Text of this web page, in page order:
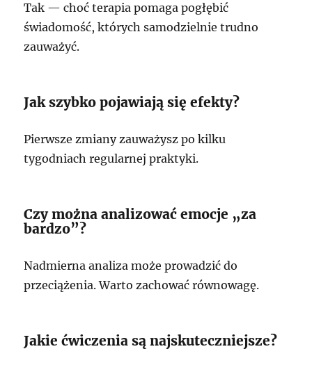
Tak — choć terapia pomaga pogłębić
świadomość, których samodzielnie trudno
zauważyć.
Jak szybko pojawiają się efekty?
Pierwsze zmiany zauważysz po kilku
tygodniach regularnej praktyki.
Czy można analizować emocje „za
bardzo”?
Nadmierna analiza może prowadzić do
przeciążenia. Warto zachować równowagę.
Jakie ćwiczenia są najskuteczniejsze?